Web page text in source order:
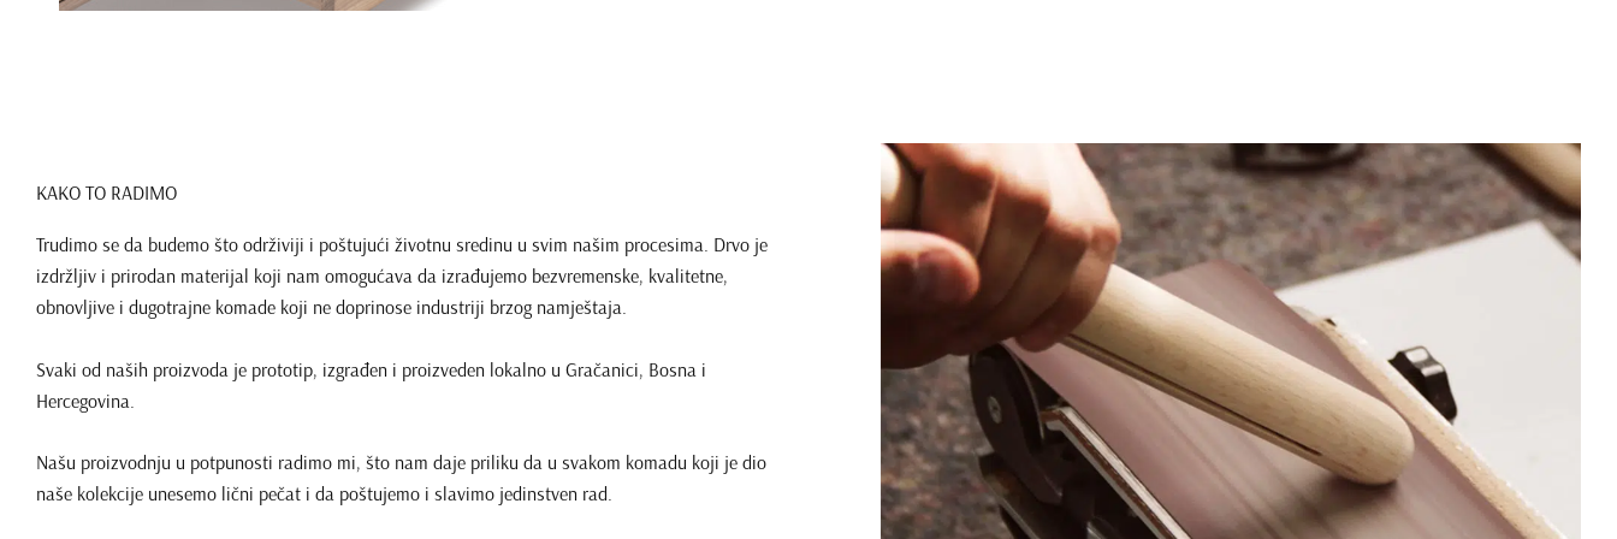
KAKO TO RADIMO
Trudimo se da budemo što održiviji i poštujući životnu sredinu u svim našim procesima. Drvo je
izdržljiv i prirodan materijal koji nam omogućava da izrađujemo bezvremenske, kvalitetne,
obnovljive i dugotrajne komade koji ne doprinose industriji brzog namještaja.
Svaki od naših proizvoda je prototip, izgrađen i proizveden lokalno u Gračanici, Bosna i
Hercegovina.
Našu proizvodnju u potpunosti radimo mi, što nam daje priliku da u svakom komadu koji je dio
naše kolekcije unesemo lični pečat i da poštujemo i slavimo jedinstven rad.